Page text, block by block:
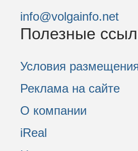
info@volgainfo.net
Полезные
Условия
Реклама на сайте
О компании
iReal